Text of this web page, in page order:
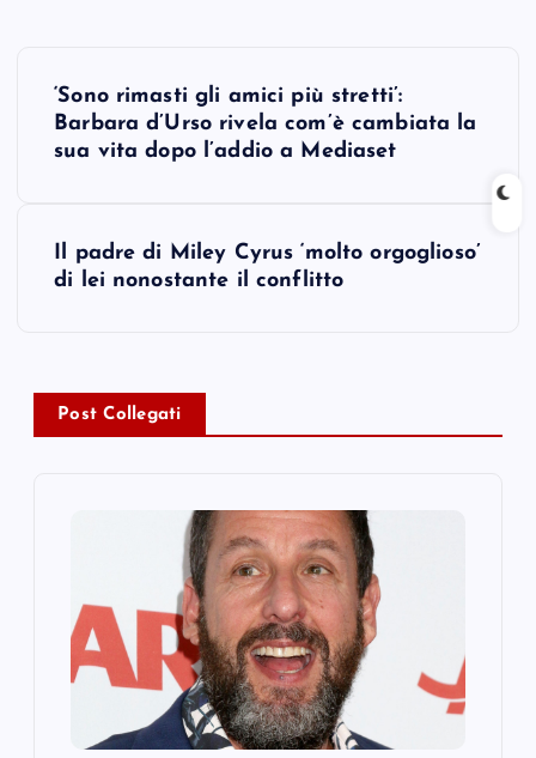
v
‘Sono rimasti gli amici più stretti’:
Barbara d’Urso rivela com’è cambiata la
sua vita dopo l’addio a Mediaset
Il padre di Miley Cyrus ‘molto orgoglioso’
di lei nonostante il conflitto
Post Collegati